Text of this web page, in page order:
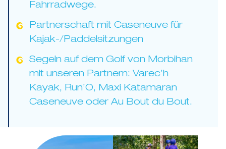
Fahrradwege.
Partnerschaft mit Caseneuve für
Kajak-/Paddelsitzungen
Segeln auf dem Golf von Morbihan
mit unseren Partnern: Varec’h
Kayak, Run’O, Maxi Katamaran
Caseneuve oder Au Bout du Bout.